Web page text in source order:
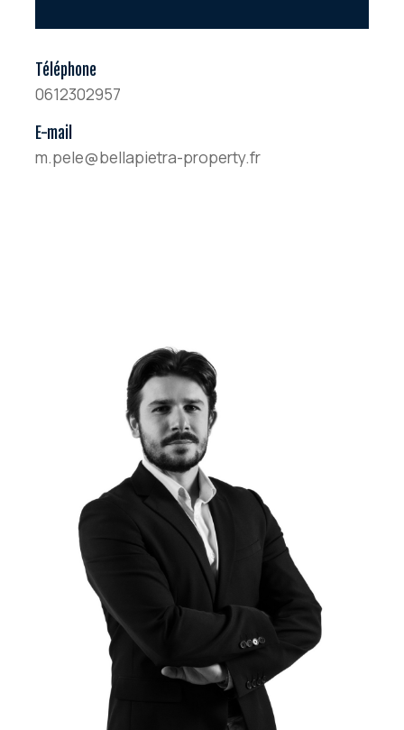
leurs projets d’exception. Avec Matis,
sur-mesure.
Téléphone
0612302957
E-mail
m.pele@bellapietra-property.fr